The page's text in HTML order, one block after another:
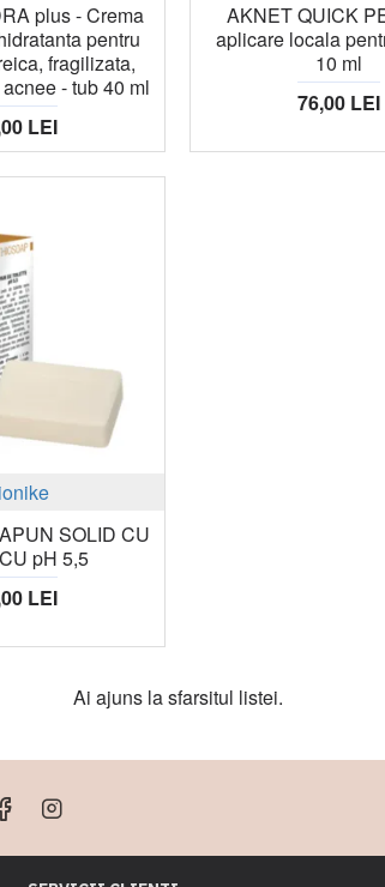
plus - Crema
pentru
fragilizata,
- tub 40 ml
LEI
AKNET QUICK
aplicare locala
10 ml
76,00 LEI
SOLID CU
pH 5,5
LEI
Ai ajuns la sfarsitul listei.